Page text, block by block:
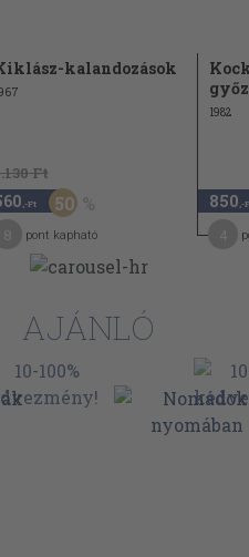
kalandozások
Ft
,-Ft 50
pont kapható
1982
850 ,-
AJÁNLÓ